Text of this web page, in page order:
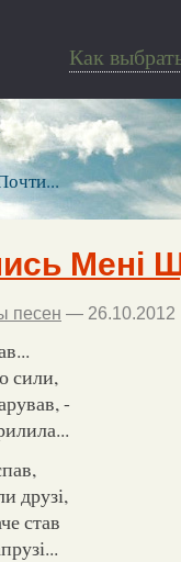
Как
Мені
песен — 26.10.2012
сили,
-
друзі,
став